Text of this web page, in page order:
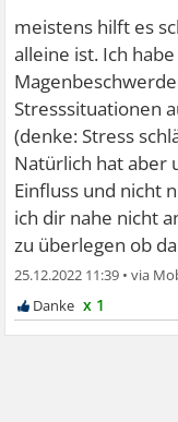
meistens hilft es
alleine ist. Ich
Stresssituationen
(denke: Stress
Natürlich hat aber
Einfluss und nicht
ich dir nahe nicht
zu überlegen ob
25.12.2022 11:39 •
x 1